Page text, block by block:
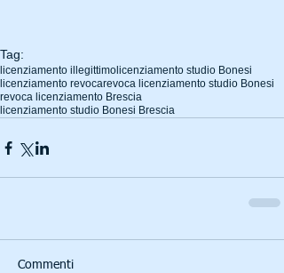
Tag:
licenziamento illegittimo licenziamento studio Bonesi
licenziamento revocarevoca licenziamento studio Bonesi
revoca licenziamento Brescia
licenziamento studio Bonesi Brescia
Commenti